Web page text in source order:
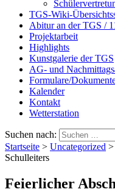
TGS-Wiki-
Abitur an der TGS /
Projektarbeit
Highlights
Kunstgalerie der TGS
AG- und
Formulare/
Kalender
Kontakt
Wetterstation
Suchen nach:
Startseite > Uncategorized >
Schulleiters
Feierlicher